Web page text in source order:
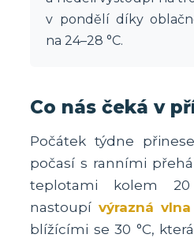
v pondělí díky
na 24–28 °C.
Co nás čeká v
Počátek týdne
počasí s ranními
teplotami kolem
nastoupí výrazná
blížícími se 30 °C,